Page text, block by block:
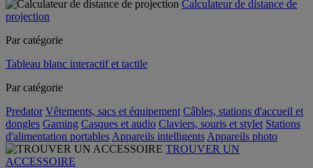
Calculateur de distance de
projection
Par catégorie
Tableau blanc interactif et tactile
Par catégorie
Predator Vêtements, sacs et équipement Câbles, stations d'accueil et
dongles Gaming Casques et audio Claviers, souris et stylet Stations
d'alimentation portables Appareils intelligents Appareils photo
TROUVER UN
ACCESSOIRE